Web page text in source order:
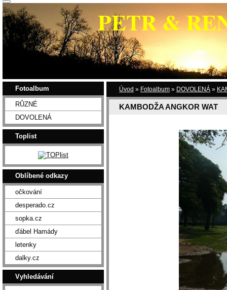
PETR &
Úvod » Fotoalbum » DOVOLENÁ »
KAMBODŽA ANGKOR WAT
Fotoalbum
RŮZNÉ
DOVOLENÁ
Toplist
Oblíbené odkazy
očkování
desperado.cz
sopka.cz
ďábel Hamády
letenky
dalky.cz
Vyhledávání